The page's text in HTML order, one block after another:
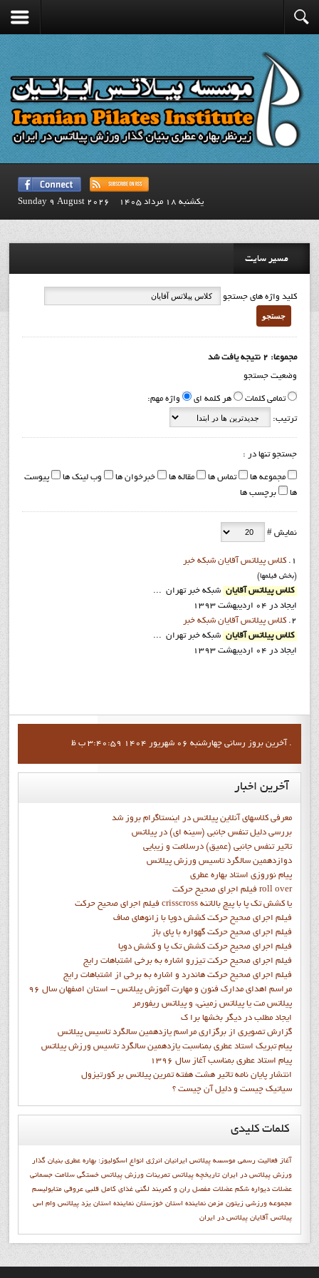
يكشنبه 18 مرداد 1405 Sunday 9 August 2026
مسیر سایت
کلید واژه های جستجو
جستجو
مجموعا: 2 نتیجه یافت شد
وضعیت جستجو
تمامی کلمات هر کلمه ای واژه مهم:
ترتیب:
جستجو تنها در :
مجموعه ها تماس ها مقاله ها خبرخوان ها وب لینک ها
پیوست
ها
برچسب ها
نمایش #
1.
کلاس پيلاتس آقايان شبکه خبر
(بخش فيلمها)
کلاس پیلاتس آقایان شبکه خبر تهران ...
ایجاد در 04 ارديبهشت 1393
2.
کلاس پيلاتس آقايان شبکه خبر
کلاس پیلاتس آقایان شبکه خبر تهران ...
ایجاد در 04 ارديبهشت 1393
آخرين بروز رساني چهارشنبه 06 شهریور 1404 3:40:59 ب ظ .
آخرین اخبار
معرفی کلاسهای آنلاین پیلاتس در اینستاگرام بروز شد
بررسی دلیل تنفس جانبی (سینه ای) در پیلاتس
تاثیر تنفس جانبی (عمیق) درسلامت و زیبایی
دوازدهمين سالگرد تاسيس ورزش پيلاتس
پيام نوروزي استاد بهاره عطري
فيلم اجراي صحيح حرکت roll over
فيلم اجراي صحيح حركت crisscross يا كشش تك پا با پيچ بالاتنه
فيلم اجراي صحيح حرکت كشش دوپا با زانوهاي صاف
فيلم اجراي صحيح حرکت گهواره با پاي باز
فيلم اجراي صحيح حرکت کشش تک پا و کشش دوپا
فيلم اجراي صحيح حرکت تيزرو اشاره به برخي اشتباهات رايج
فيلم اجراي صحيح حرکت هاندرد و اشاره به برخي از اشتباهات رايج
مراسم اهدای مدارک فنون و مهارت آموزش پیلاتس - استان اصفهان سال 96
پیلاتس مت یا پیلاتس زمینی، و پیلاتس ریفورمر
ايجاد مطلب در ديگر بخشها برا ک
گزارش تصويري از برگزاري مراسم يازدهمين سالگرد تاسيس پيلاتس
پيام تبريک استاد عطري بمناسبت يازدهمين سالگرد تاسيس ورزش پيلاتس
پيام استاد عطري بمناسب آغاز سال 1396
انتشار پايان نامه تاثیر هشت هفته تمرین پیلاتس بر کورتیزول
سیاتیک چیست و دلیل آن چیست ؟
کلماتکلیدی
آغاز فعاليت رسمي موسسه پيلاتس ايرانيان انرژی انواع اسکولیوز: بهاره عطري بنيان گذار
ورزش پيلاتس در ايران تاريخچه پيلاتس تمرينات ورزش پيلاتس خستگی سلامت جسمانی
عضلات دیواره شکم عضلات مفصل ران و کمربند لگنی غذای کامل قلبی عروقی متابوليسم
مجموعه ورزشی زیتون مزمن نماينده استان خوزستان نماينده استان يزد پيلاتس وام اس
پیلاتس آقایان پیلاتس در ایران